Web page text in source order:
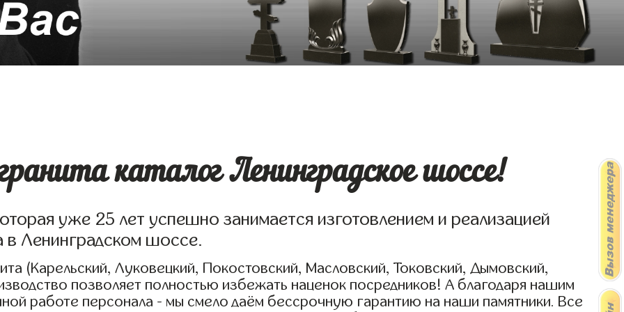
каталог Ленинградское шоссе!
уже 25 лет успешно занимается изготовлением и реализацией
в Ленинградском шоссе.
(Карельский, Луковецкий, Покостовский, Масловский, Токовский, Дымовский,
позволяет полностью избежать наценок посредников! А благодаря нашим
работе персонала - мы смело даём бессрочную гарантию на наши памятники. Все